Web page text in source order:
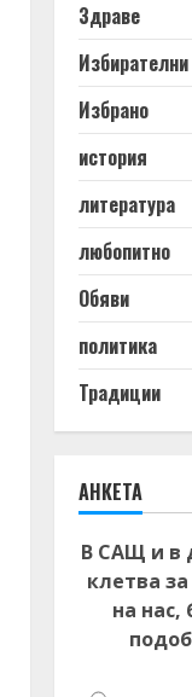
Здраве
Избрано
история
литература
любопитно
Обяви
политика
Традиции
АНКЕТА
В САЩ и в
клетва
на нас,